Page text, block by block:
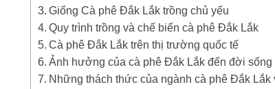
Giống Cà phê Đắk Lắk trồng chủ yếu
Quy trình trồng và chế biến cà phê Đắk Lắk
Cà phê Đắk Lắk trên thị trường quốc tế
Ảnh hưởng của cà phê Đắk Lắk đến đời sống
Những thách thức của ngành cà phê Đắk